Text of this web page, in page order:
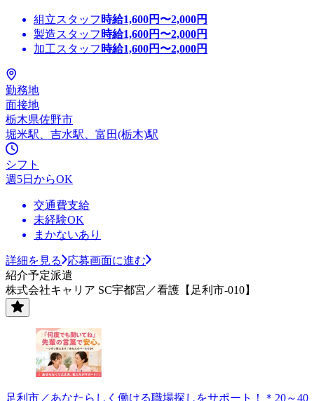
組立スタッフ 時給1,600円〜2,000円
製造スタッフ 時給1,600円〜2,000円
加工スタッフ 時給1,600円〜2,000円
勤務地
面接地
栃木県佐野市
堀米駅、吉水駅、富田(栃木)駅
シフト
週5日からOK
交通費支給
未経験OK
まかないあり
詳細を見る
応募画面に進む
紹介予定派遣
株式会社キャリア SC宇都宮／看護【足利市-010】
足利市／あなたらしく働ける職場探しをサポート！＊20～40